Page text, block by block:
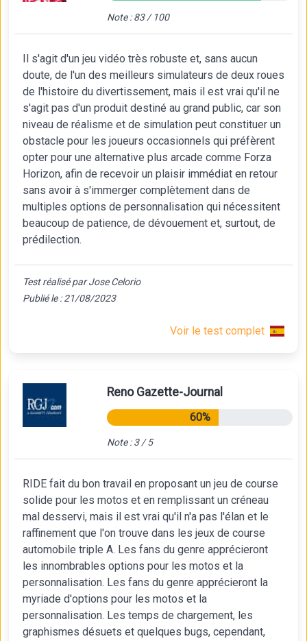
Note : 83 / 100
Il s'agit d'un jeu vidéo très robuste et, sans aucun
doute, de l'un des meilleurs simulateurs de deux roues
de l'histoire du divertissement, mais il est vrai qu'il ne
s'agit pas d'un produit destiné au grand public, car son
niveau de réalisme et de simulation peut constituer un
obstacle pour les joueurs occasionnels qui préfèrent
opter pour une alternative plus arcade comme Forza
Horizon, afin de recevoir un plaisir immédiat en retour
sans avoir à s'immerger complètement dans de
multiples options de personnalisation qui nécessitent
beaucoup de patience, de dévouement et, surtout, de
prédilection.
Test réalisé par Jose Celorio
Publié le : 21/08/2023
Voir le test complet
Reno Gazette-Journal
60%
Note : 3 / 5
RIDE fait du bon travail en proposant un jeu de course
solide pour les motos et en remplissant un créneau
mal desservi, mais il est vrai qu'il n'a pas l'élan et le
raffinement que l'on trouve dans les jeux de course
automobile triple A. Les fans du genre apprécieront
les innombrables options pour les motos et la
personnalisation. Les fans du genre apprécieront la
myriade d'options pour les motos et la
personnalisation. Les temps de chargement, les
graphismes désuets et quelques bugs, cependant,